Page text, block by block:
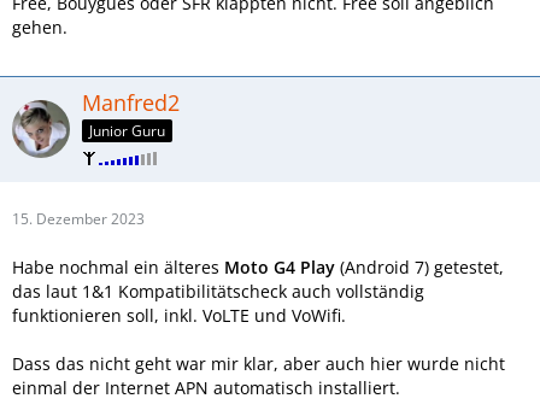
gehen.
Manfred2
Junior Guru
15. Dezember 2023
Habe nochmal ein älteres Moto G4 Play (Android 7) getestet,
das laut 1&1 Kompatibilitätscheck auch vollständig
funktionieren soll, inkl. VoLTE und VoWifi.
Dass das nicht geht war mir klar, aber auch hier wurde nicht
einmal der Internet APN automatisch installiert.